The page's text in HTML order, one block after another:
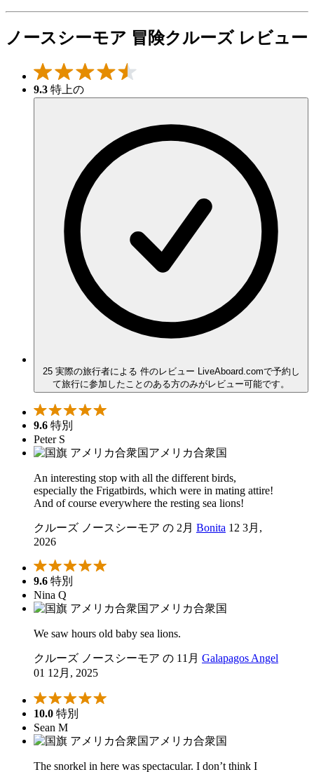
ノースシーモア 冒険クルーズ レビュー
9.3 特上の
25 実際の旅行者による 件のレビュー LiveAboard.comで予約し
て旅行に参加したことのある方のみがレビュー可能です。
9.6 特別
Peter S
アメリカ合衆国
An interesting stop with all the different birds,
especially the Frigatbirds, which were in mating attire!
And of course everywhere the resting sea lions!
クルーズ ノースシーモア の 2月 Bonita 12 3月,
2026
9.6 特別
Nina Q
アメリカ合衆国
We saw hours old baby sea lions.
クルーズ ノースシーモア の 11月 Galapagos Angel
01 12月, 2025
10.0 特別
Sean M
アメリカ合衆国
The snorkel in here was spectacular. I don’t think I